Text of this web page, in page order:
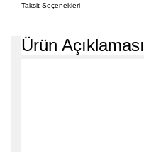
Taksit Seçenekleri
Ürün Açıklaması